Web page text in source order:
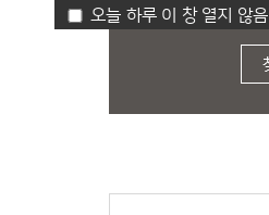
오늘 하루 이 창 열지 않음